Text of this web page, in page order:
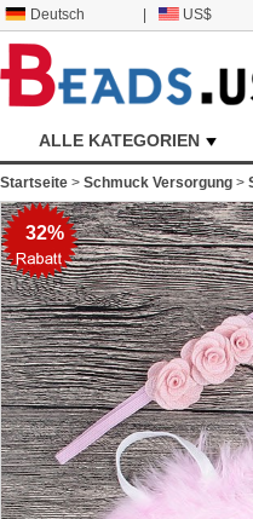
Deutsch US$
ALLE KATEGORIEN
Startseite > Schmuck Versorgung >
32%